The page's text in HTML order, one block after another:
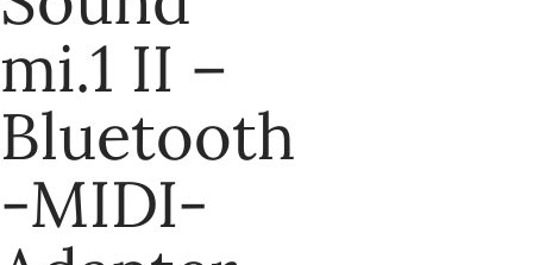
mi.1 II –
Bluetooth
-MIDI-